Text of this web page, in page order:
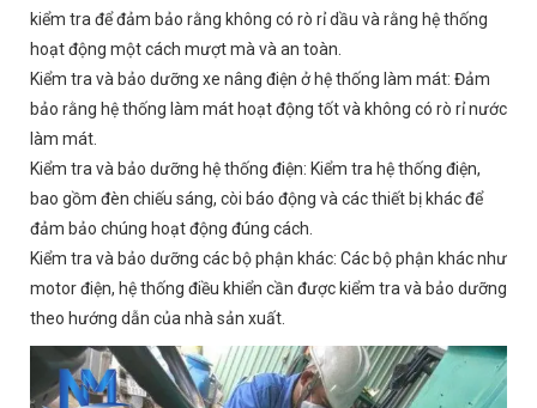
kiểm tra để đảm bảo rằng không có rò rỉ dầu và rằng hệ thống
hoạt động một cách mượt mà và an toàn.
Kiểm tra và bảo dưỡng xe nâng điện ở hệ thống làm mát: Đảm
bảo rằng hệ thống làm mát hoạt động tốt và không có rò rỉ nước
làm mát.
Kiểm tra và bảo dưỡng hệ thống điện: Kiểm tra hệ thống điện,
bao gồm đèn chiếu sáng, còi báo động và các thiết bị khác để
đảm bảo chúng hoạt động đúng cách.
Kiểm tra và bảo dưỡng các bộ phận khác: Các bộ phận khác như
motor điện, hệ thống điều khiển cần được kiểm tra và bảo dưỡng
theo hướng dẫn của nhà sản xuất.